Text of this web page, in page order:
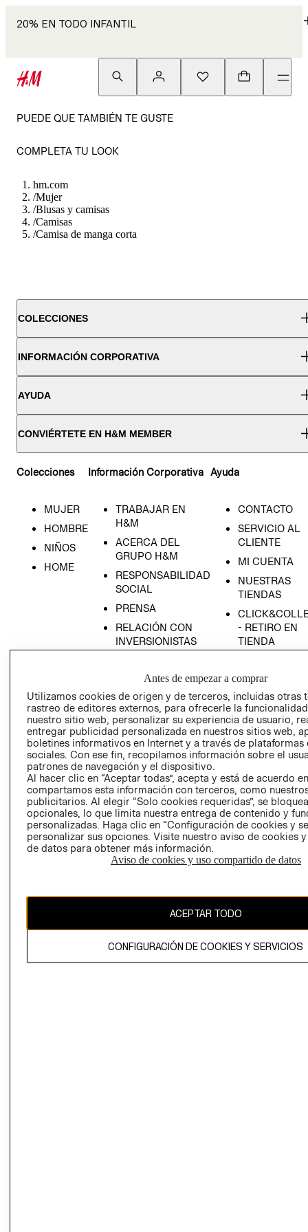
20% EN TODO INFANTIL
PUEDE QUE TAMBIÉN TE GUSTE
COMPLETA TU LOOK
hm.com
/Mujer
/Blusas y camisas
/Camisas
/Camisa de manga corta
COLECCIONES
INFORMACIÓN CORPORATIVA
AYUDA
CONVIÉRTETE EN H&M MEMBER
Colecciones
MUJER
HOMBRE
NIÑOS
HOME
Información Corporativa
TRABAJAR EN
H&M
ACERCA DEL
GRUPO H&M
RESPONSABILIDAD
SOCIAL
PRENSA
RELACIÓN CON
INVERSIONISTAS
EMPRESARIAL
Ayuda
CONTACTO
SERVICIO AL
CLIENTE
MI CUENTA
NUESTRAS
TIENDAS
- RETIRO EN
TIENDA
CONDICIONES
AVISO DE
PRIVACIDAD
GIFT CARD
AVISO DE
COOKIES
Chile ($)
El contenido de esta página web está protegido por copyright y es
propiedad de H&M Hennes & Mauritz AB.
Antes de empezar a comprar
Utilizamos cookies de origen y de terceros, incluidas otras
rastreo de editores externos, para ofrecerle la
nuestro sitio web, personalizar su experiencia de usuario,
entregar publicidad personalizada en nuestros sitios web,
boletines informativos en Internet y a través de plataformas
sociales. Con ese fin, recopilamos información sobre el
patrones de navegación y el dispositivo.
Al hacer clic en “Aceptar todas”, acepta y está de acuerdo
compartamos esta información con terceros, como
publicitarios. Al elegir “Solo cookies requeridas”, se
opcionales, lo que limita nuestra entrega de contenido y
personalizadas. Haga clic en “Configuración de cookies y
personalizar sus opciones. Visite nuestro aviso de cookies
de datos para obtener más información.
Aviso de cookies y uso compartido de datos
ACEPTAR TODO
CONFIGURACIÓN DE COOKIES Y SERVICIOS